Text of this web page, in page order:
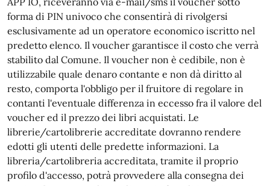
forma di PIN univoco che consentirà di rivolgersi
esclusivamente ad un operatore economico iscritto nel
predetto elenco. Il voucher garantisce il costo che verrà
stabilito dal Comune. Il voucher non è cedibile, non è
utilizzabile quale denaro contante e non dà diritto al
resto, comporta l'obbligo per il fruitore di regolare in
contanti l'eventuale differenza in eccesso fra il valore del
voucher ed il prezzo dei libri acquistati. Le
librerie/cartolibrerie accreditate dovranno rendere
edotti gli utenti delle predette informazioni. La
libreria/cartolibreria accreditata, tramite il proprio
profilo d'accesso, potrà provvedere alla consegna dei